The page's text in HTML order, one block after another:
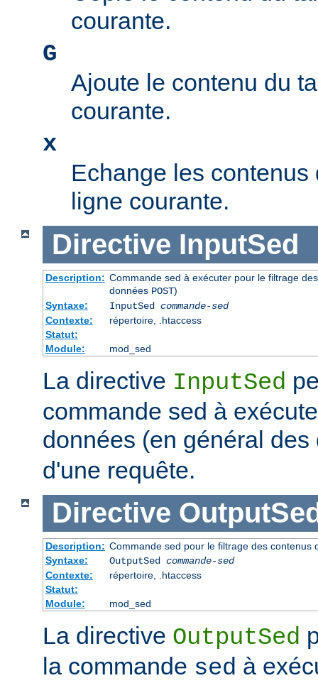
courante.
G
Ajoute le contenu du
courante.
x
Echange les
ligne courante.
Directive InputSed
Description: Commande sed à exécuter pour le filtrage
données POST)
Syntaxe:
InputSed commande-sed
Contexte:
répertoire, .htaccess
Statut:
Module:
mod_sed
La directive InputSed
commande sed à
données (en général
d'une requête.
Directive
Description: Commande sed pour le filtrage des contenus
Syntaxe:
OutputSed commande-sed
Contexte:
répertoire, .htaccess
Statut:
Module:
mod_sed
La directive OutputSed
la commande sed à